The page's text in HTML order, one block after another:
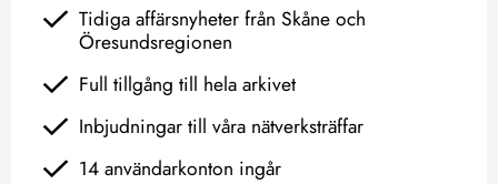
Tidiga affärsnyheter från Skåne och
Öresundsregionen
Full tillgång till hela arkivet
Inbjudningar till våra nätverksträffar
14 användarkonton ingår